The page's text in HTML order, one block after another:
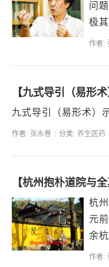
问
极
作者:
【九式导引（易形术
九式导引（易形术）
作者: 张永春 分类: 养生医药
【杭州抱朴道院与全
杭
元
余
最
作者: